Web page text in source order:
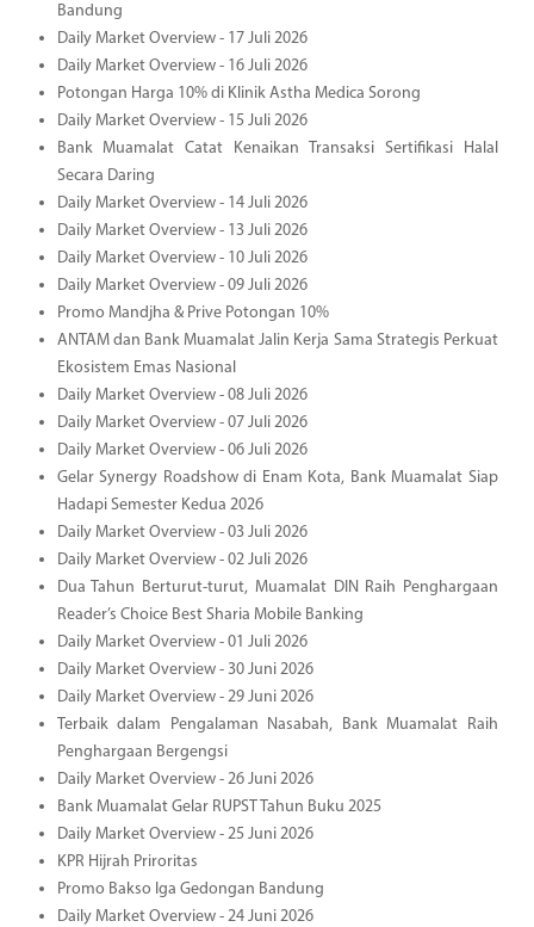
Bandung
Daily Market Overview - 17 Juli 2026
Daily Market Overview - 16 Juli 2026
Potongan Harga 10% di Klinik Astha Medica Sorong
Daily Market Overview - 15 Juli 2026
Bank Muamalat Catat Kenaikan Transaksi Sertifikasi Halal
Secara Daring
Daily Market Overview - 14 Juli 2026
Daily Market Overview - 13 Juli 2026
Daily Market Overview - 10 Juli 2026
Daily Market Overview - 09 Juli 2026
Promo Mandjha & Prive Potongan 10%
ANTAM dan Bank Muamalat Jalin Kerja Sama Strategis Perkuat
Ekosistem Emas Nasional
Daily Market Overview - 08 Juli 2026
Daily Market Overview - 07 Juli 2026
Daily Market Overview - 06 Juli 2026
Gelar Synergy Roadshow di Enam Kota, Bank Muamalat Siap
Hadapi Semester Kedua 2026
Daily Market Overview - 03 Juli 2026
Daily Market Overview - 02 Juli 2026
Dua Tahun Berturut-turut, Muamalat DIN Raih Penghargaan
Reader’s Choice Best Sharia Mobile Banking
Daily Market Overview - 01 Juli 2026
Daily Market Overview - 30 Juni 2026
Daily Market Overview - 29 Juni 2026
Terbaik dalam Pengalaman Nasabah, Bank Muamalat Raih
Penghargaan Bergengsi
Daily Market Overview - 26 Juni 2026
Bank Muamalat Gelar RUPST Tahun Buku 2025
Daily Market Overview - 25 Juni 2026
KPR Hijrah Priroritas
Promo Bakso Iga Gedongan Bandung
Daily Market Overview - 24 Juni 2026